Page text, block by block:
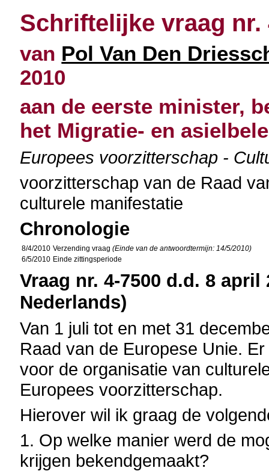
Schriftelijke vraag nr.
van Pol Van Den
2010
aan de eerste minister,
het Migratie- en
Europees voorzitterschap -
voorzitterschap van de Raad
culturele manifestatie
Chronologie
8/4/2010 Verzending vraag(Einde van de antwoordtermijn: 14/5/2010)
6/5/2010 Einde zittingsperiode
Vraag nr. 4-7500 d.d. 8
Nederlands)
Van 1 juli tot en met 31
Raad van de Europese Unie.
voor de organisatie van
Europees voorzitterschap.
Hierover wil ik graag de
1. Op welke manier werd de
krijgen bekendgemaakt?